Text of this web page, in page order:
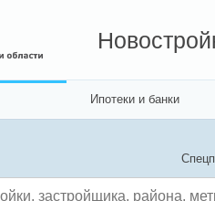
Ипотеки и банки